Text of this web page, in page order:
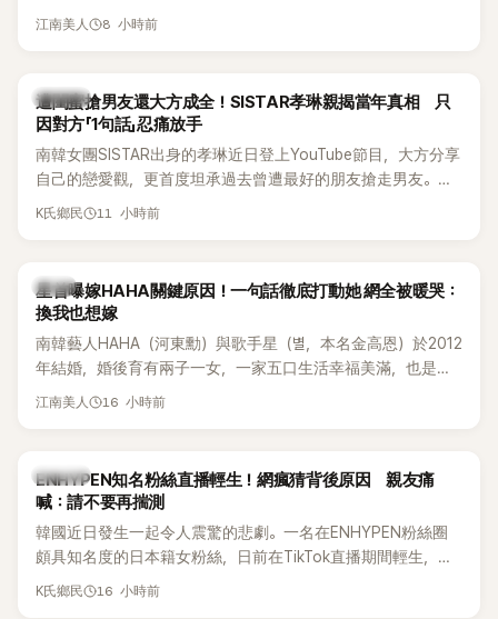
行動。不過，A並未停止發聲，持續透過社群平台公開爆料，反
的錄音內容，而A也首度承認自己過去曾是SHINee、NCT等偶
像團體的「站姐」，事件持續延燒。
江南美人 8 小時前
K-POP
遭閨蜜搶男友還大方成全！SISTAR孝琳親揭當年真相 只
因對方「1句話」忍痛放手
南韓女團SISTAR出身的孝琳近日登上YouTube節目，大方分享
自己的戀愛觀，更首度坦承過去曾遭最好的朋友搶走男友。她
表示，當時選擇瀟灑放手，但如果同樣的事情現在再發生，「我
K氏鄉民 11 小時前
韓星
星首曝嫁HAHA關鍵原因！一句話徹底打動她 網全被暖哭：
換我也想嫁
南韓藝人HAHA（河東勳）與歌手星（별，本名金高恩）於2012
年結婚，婚後育有兩子一女，一家五口生活幸福美滿，也是韓
國演藝圈公認的模範夫妻。近日，星首度公開當年決定嫁給
江南美人 16 小時前
K-POP
ENHYPEN知名粉絲直播輕生！網瘋猜背後原因 親友痛
喊：請不要再揣測
韓國近日發生一起令人震驚的悲劇。一名在ENHYPEN粉絲圈
頗具知名度的日本籍女粉絲，日前在TikTok直播期間輕生，最
終不幸身亡，消息曝光後震驚韓網，也讓不少粉絲湧入社群平
K氏鄉民 16 小時前